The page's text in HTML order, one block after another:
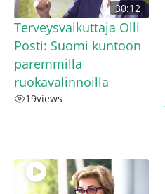
30:12
Terveysvaikuttaja Olli
Posti: Suomi kuntoon
paremmilla
ruokavalinnoilla
19views